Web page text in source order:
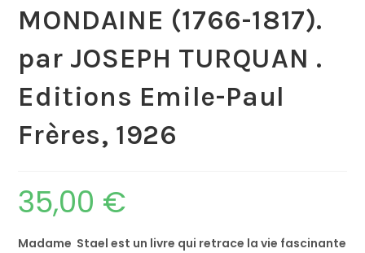
MONDAINE (1766-1817).
par JOSEPH TURQUAN .
Editions Emile-Paul
Frères, 1926
35,00 €
Madame Stael est un livre qui retrace la vie fascinante